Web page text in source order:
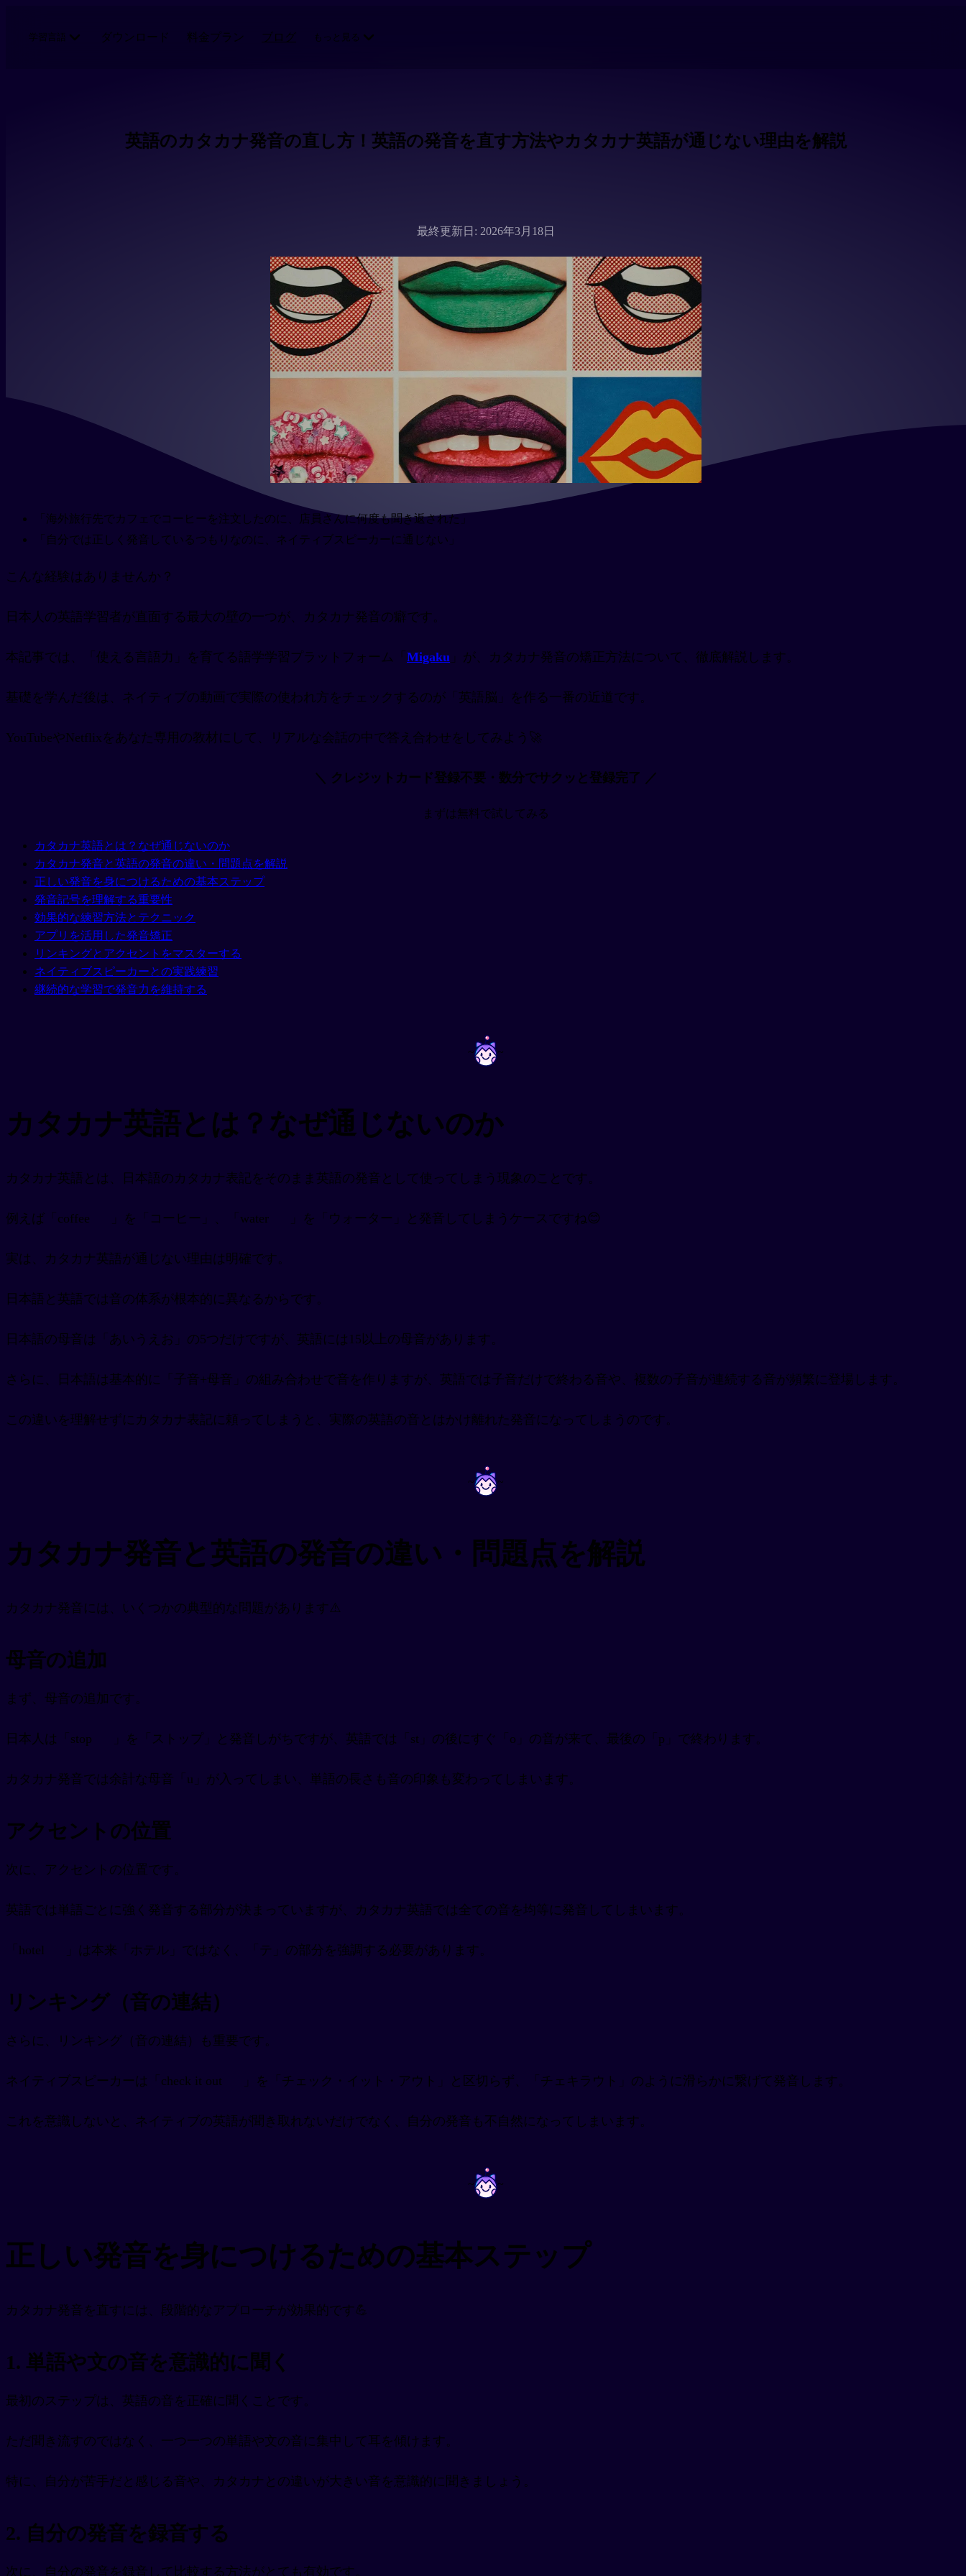
学習言語 ダウンロード 料金プラン ブログ もっと見る
英語のカタカナ発音の直し方！英語の発音を直す方法やカタカナ英語が通じない理由を解説
最終更新日: 2026年3月18日
「海外旅行先でカフェでコーヒーを注文したのに、店員さんに何度も聞き返された」
「自分では正しく発音しているつもりなのに、ネイティブスピーカーに通じない」
こんな経験はありませんか？
日本人の英語学習者が直面する最大の壁の一つが、カタカナ発音の癖です。
本記事では、「使える言語力」を育てる語学学習プラットフォーム「 Migaku 」が、カタカナ発音の矯正方法について、徹底解説します。
基礎を学んだ後は、ネイティブの動画で実際の使われ方をチェックするのが「英語脳」を作る一番の近道です。
YouTubeやNetflixをあなた専用の教材にして、リアルな会話の中で答え合わせをしてみよう🚀
＼ クレジットカード登録不要・数分でサクッと登録完了 ／
まずは無料で試してみる
カタカナ英語とは？なぜ通じないのか
カタカナ発音と英語の発音の違い・問題点を解説
正しい発音を身につけるための基本ステップ
発音記号を理解する重要性
効果的な練習方法とテクニック
アプリを活用した発音矯正
リンキングとアクセントをマスターする
ネイティブスピーカーとの実践練習
継続的な学習で発音力を維持する
~ ~
カタカナ英語とは？なぜ通じないのか
カタカナ英語とは、日本語のカタカナ表記をそのまま英語の発音として使ってしまう現象のことです。
例えば「coffee 」を「コーヒー」、「water 」を「ウォーター」と発音してしまうケースですね😊
実は、カタカナ英語が通じない理由は明確です。
日本語と英語では音の体系が根本的に異なるからです。
日本語の母音は「あいうえお」の5つだけですが、英語には15以上の母音があります。
さらに、日本語は基本的に「子音+母音」の組み合わせで音を作りますが、英語では子音だけで終わる音や、複数の子音が連続する音が頻繁に登場します。
この違いを理解せずにカタカナ表記に頼ってしまうと、実際の英語の音とはかけ離れた発音になってしまうのです。
~ ~
カタカナ発音と英語の発音の違い・問題点を解説
カタカナ発音には、いくつかの典型的な問題があります⚠️
母音の追加
まず、母音の追加です。
日本人は「stop 」を「ストップ」と発音しがちですが、英語では「st」の後にすぐ「o」の音が来て、最後の「p」で終わります。
カタカナ発音では余計な母音「u」が入ってしまい、単語の長さも音の印象も変わってしまいます。
アクセントの位置
次に、アクセントの位置です。
英語では単語ごとに強く発音する部分が決まっていますが、カタカナ英語では全ての音を均等に発音してしまいます。
「hotel 」は本来「ホテル」ではなく、「テ」の部分を強調する必要があります。
リンキング（音の連結）
さらに、リンキング（音の連結）も重要です。
ネイティブスピーカーは「check it out 」を「チェック・イット・アウト」と区切らず、「チェキラウト」のように滑らかに繋げて発音します。
これを意識しないと、ネイティブの英語が聞き取れないだけでなく、自分の発音も不自然になってしまいます。
~ ~
正しい発音を身につけるための基本ステップ
カタカナ発音を直すには、段階的なアプローチが効果的です💪
1. 単語や文の音を意識的に聞く
最初のステップは、英語の音を正確に聞くことです。
ただ聞き流すのではなく、一つ一つの単語や文の音に集中して耳を傾けます。
特に、自分が苦手だと感じる音や、カタカナとの違いが大きい音を意識的に聞きましょう。
2. 自分の発音を録音する
次に、自分の発音を録音して比較する方法がとても有効です。